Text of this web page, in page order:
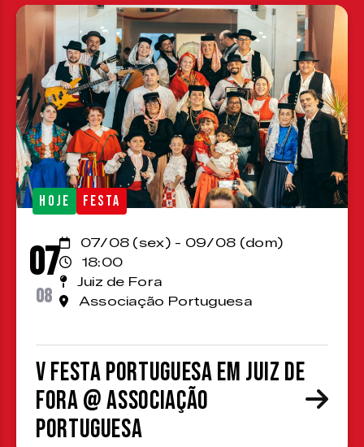
HOJE FESTA
07
08
07/08 (sex) - 09/08 (dom)
18:00
Juiz de Fora
Associação Portuguesa
V Festa Portuguesa em Juiz de
Fora @ Associação
Portuguesa